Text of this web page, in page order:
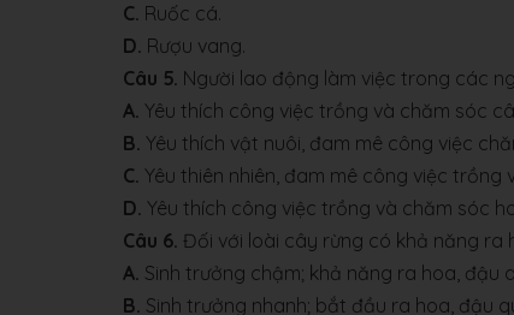
C. Ruốc cá.
D. Rượu vang.
Câu 5. Người lao động làm việc trong các
A. Yêu thích công việc trồng và chăm sóc
B. Yêu thích vật nuôi, đam mê công việc
C. Yêu thiên nhiên, đam mê công việc trồng
D. Yêu thích công việc trồng và chăm sóc
Câu 6. Đối với loài cây rừng có khả năng ra
A. Sinh trưởng chậm; khả năng ra hoa, đậu
B. Sinh trưởng nhanh; bắt đầu ra hoa, đậu